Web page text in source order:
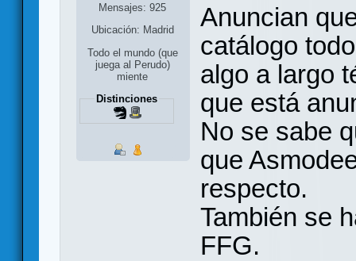
Mensajes: 925
Ubicación: Madrid
Todo el mundo (que
juega al Perudo)
miente
Distinciones
Anuncian
catálogo
algo a largo
que está
No se sabe
que
respecto.
También se
FFG.